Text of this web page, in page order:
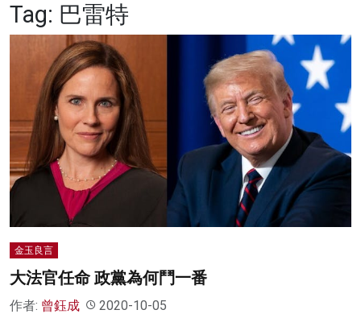
健康
商業
科技
影片
名家榜
灼見活動
Tag: 巴雷特
金玉良言
大法官任命 政黨為何鬥一番
作者: 曾鈺成 2020-10-05